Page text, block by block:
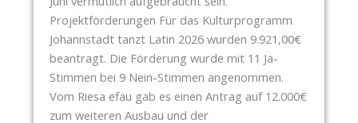
N
-
D
A
U
E
Projektförderungen Für das Kulturprogramm
Johannstadt tanzt Latin 2026 wurden 9.921,00€
beantragt. Die Förderung wurde mit 11 Ja-
Stimmen bei 9 Nein-Stimmen angenommen.
Vom Riesa efau gab es einen Antrag auf 12.000€
zum weiteren Ausbau und der